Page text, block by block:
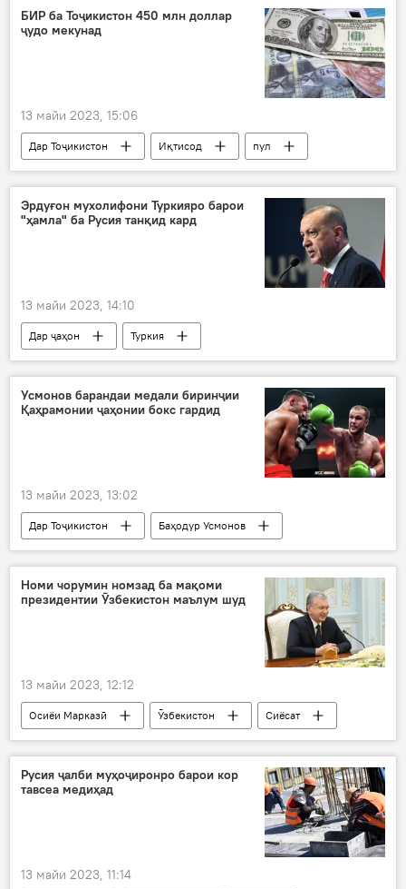
БИР ба Тоҷикистон 450 млн доллар
ҷудо мекунад
13 майи 2023, 15:06
Дар Тоҷикистон Иқтисод
пул
БИР
Эрдуғон мухолифони Туркияро барои
"ҳамла" ба Русия танқид кард
13 майи 2023, 14:10
Дар ҷаҳон
Туркия
Раҷаб Тайиб Эрдуғон
Сиёсат Русия
Усмонов барандаи медали биринҷии
Қаҳрамонии ҷаҳонии бокс гардид
13 майи 2023, 13:02
Дар Тоҷикистон
Баҳодур Усмонов
бокс
Навигариҳои варзиши Тоҷикистон
Кумитаи ҷавонон
Номи чорумин номзад ба мақоми
президентии Ӯзбекистон маълум шуд
13 майи 2023, 12:12
Осиёи Марказӣ Ӯзбекистон Сиёсат
Русия ҷалби муҳоҷиронро барои кор
тавсеа медиҳад
13 майи 2023, 11:14